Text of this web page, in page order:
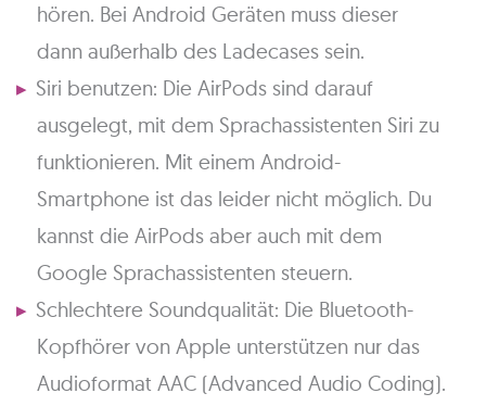
hören. Bei Android Geräten muss dieser
dann außerhalb des Ladecases sein.
Siri benutzen: Die AirPods sind darauf
ausgelegt, mit dem Sprachassistenten Siri zu
funktionieren. Mit einem Android-
Smartphone ist das leider nicht möglich. Du
kannst die AirPods aber auch mit dem
Google Sprachassistenten steuern.
Schlechtere Soundqualität: Die Bluetooth-
Kopfhörer von Apple unterstützen nur das
Audioformat AAC (Advanced Audio Coding).